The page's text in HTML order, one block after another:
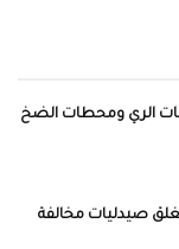
الري ومحطات الضخ
صيدليات مخالفة